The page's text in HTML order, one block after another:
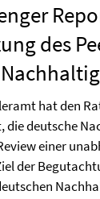
des
hat den
die deutsche
einer
der